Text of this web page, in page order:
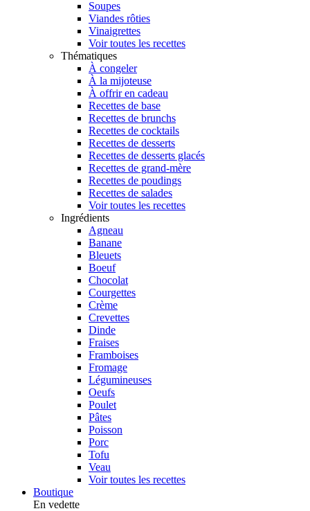
Soupes
Viandes rôties
Vinaigrettes
Voir toutes les recettes
Thématiques
À congeler
À la mijoteuse
À offrir en cadeau
Recettes de base
Recettes de brunchs
Recettes de cocktails
Recettes de desserts
Recettes de desserts glacés
Recettes de grand-mère
Recettes de poudings
Recettes de salades
Voir toutes les recettes
Ingrédients
Agneau
Banane
Bleuets
Boeuf
Chocolat
Courgettes
Crème
Crevettes
Dinde
Fraises
Framboises
Fromage
Légumineuses
Oeufs
Poulet
Pâtes
Poisson
Porc
Tofu
Veau
Voir toutes les recettes
Boutique
En vedette